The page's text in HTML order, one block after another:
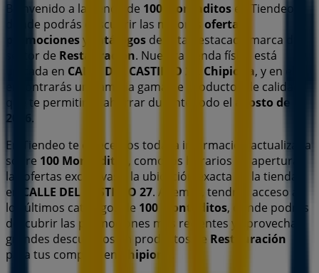
Bienvenido a la tienda de 100 Montaditos en Tiendeo,
donde podrás descubrir las mejores ofertas
promocionesy catálogos de esta destacada marca del
sector de Restauración. Nuestra tienda física está
ubicada en CALLE DEL CASTILLO 27 Chipiona, y en ella
encontrarás una amplia gama de productos de calidad
que te permitirán ahorrar durante todo el
agosto de
2026 .
En Tiendeo te ofrecemos toda la información actualizada
sobre 100 Montaditos , como los horarios de apertura,
las ofertas exclusivas y la ubicación exacta de la tienda
en
CALLE DEL CASTILLO 27. Además, tendrás acceso a
los últimos catálogos de 100 Montaditos, donde podrás
descubrir las promociones más recientes y aprovechar
grandes descuentos en productos de Restauración
para tus compras en
Chipiona